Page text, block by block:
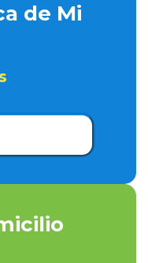
de Mi